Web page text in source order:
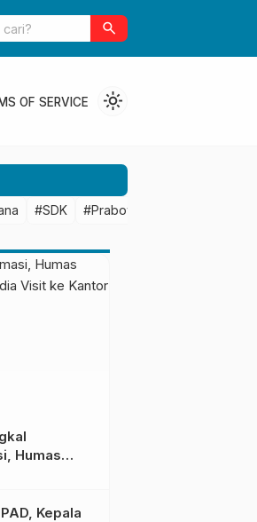
dengan BRIN untuk Mendukung
search
OF SERVICE light_mode
#SDK #Prabowo Subianto
Humas
Gelar
Kepala